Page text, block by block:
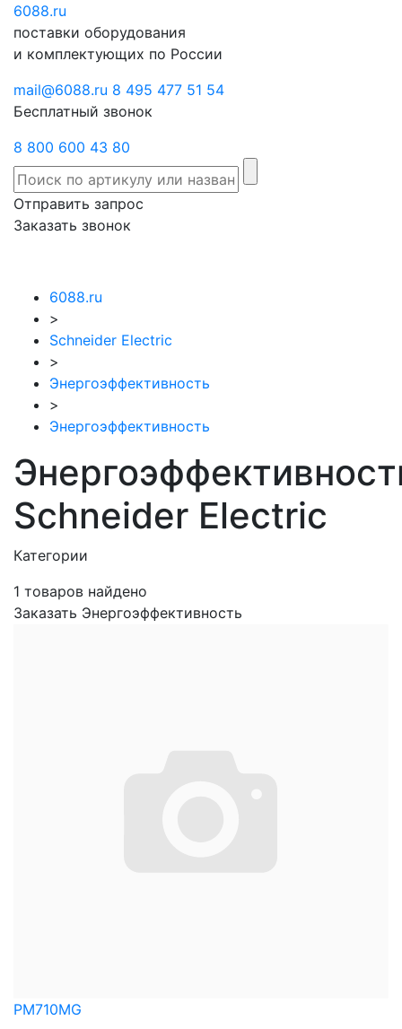
6088.ru
поставки оборудования
и комплектующих по России
mail@6088.ru 8 495 477 51 54
Бесплатный звонок
8 800 600 43 80
Отправить запрос
Заказать звонок
6088.ru
>
Schneider Electric
>
Энергоэффективность
>
Энергоэффективность
Schneider Electric
Категории
1 товаров найдено
Заказать Энергоэффективность
PM710MG
Отправить
запрос
звонок